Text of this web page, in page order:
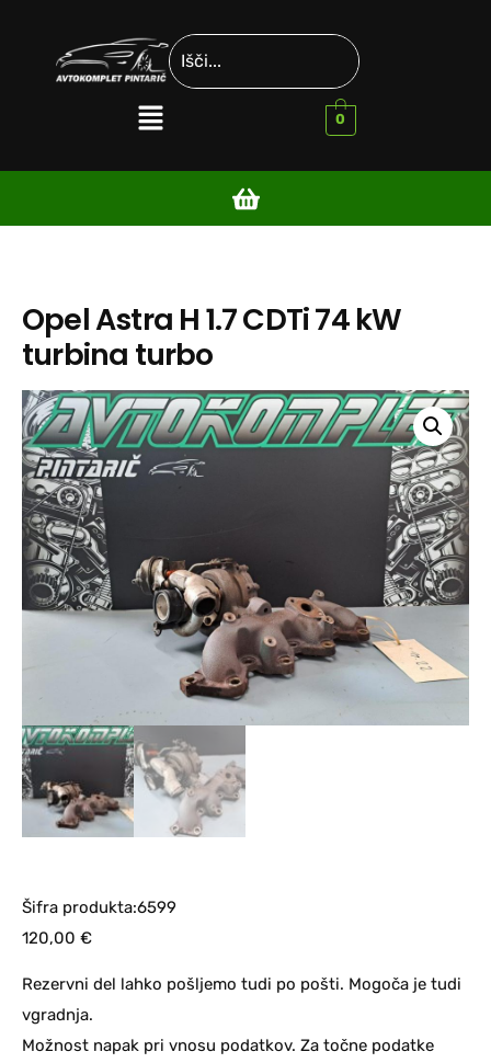
0
Opel Astra H 1.7 CDTi 74 kW
turbina turbo
Šifra produkta:6599
120,00 €
Rezervni del lahko pošljemo tudi po pošti. Mogoča je tudi
vgradnja.
Možnost napak pri vnosu podatkov. Za točne podatke